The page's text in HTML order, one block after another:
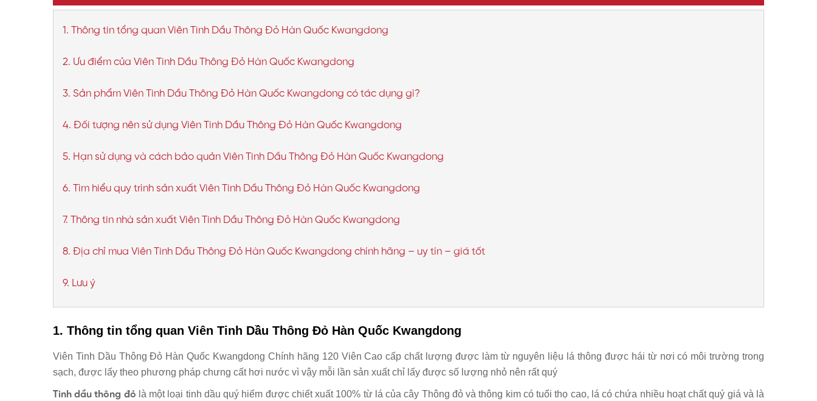
1. Thông tin tổng quan Viên Tinh Dầu Thông Đỏ Hàn Quốc Kwangdong
2. Ưu điểm của Viên Tinh Dầu Thông Đỏ Hàn Quốc Kwangdong
3. Sản phẩm Viên Tinh Dầu Thông Đỏ Hàn Quốc Kwangdong có tác dụng gì?
4. Đối tượng nên sử dụng Viên Tinh Dầu Thông Đỏ Hàn Quốc Kwangdong
5. Hạn sử dụng và cách bảo quản Viên Tinh Dầu Thông Đỏ Hàn Quốc Kwangdong
6. Tìm hiểu quy trình sản xuất Viên Tinh Dầu Thông Đỏ Hàn Quốc Kwangdong
7. Thông tin nhà sản xuất Viên Tinh Dầu Thông Đỏ Hàn Quốc Kwangdong
8. Địa chỉ mua Viên Tinh Dầu Thông Đỏ Hàn Quốc Kwangdong chính hãng – uy tín – giá tốt
9. Lưu ý
1. Thông tin tổng quan Viên Tinh Dầu Thông Đỏ Hàn Quốc Kwangdong
Viên Tinh Dầu Thông Đỏ Hàn Quốc Kwangdong Chính hãng 120 Viên Cao cấp chất lượng được làm từ nguyên liệu lá thông được hái từ nơi có môi trường trong
sạch, được lấy theo phương pháp chưng cất hơi nước vì vậy mỗi lần sản xuất chỉ lấy được số lượng nhỏ nên rất quý
Tinh dầu thông đỏ là một loại tinh dầu quý hiếm được chiết xuất 100% từ lá của cây Thông đỏ và thông kim có tuổi thọ cao, lá có chứa nhiều hoạt chất quý giá và là